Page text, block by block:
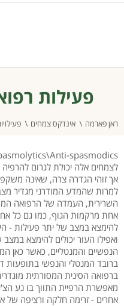
פעילות
ראן פארמה אינדקס צמחים
spasmodics
לצמחים אלה יכולת לגרום להרפיה
אך זוהי הגדרה צרה, שאינה
למרות שהמדע המודרני מגדיר
השרירית, העמדה של הרפואה
אחת מרקמות הגוף, כמו גם כל
להימצא במצב של יתר פעילות -
ואפילו העור יכולים להימצא
הנפשיים והמנטליים, כאשר כאן
ברובד המנטלי והנפשי בתופעות
ברפואה הסינית המסורתית
מאפשרת הרפיית התווך בו נע
אחרים - זרימה חלקה ורציפה של